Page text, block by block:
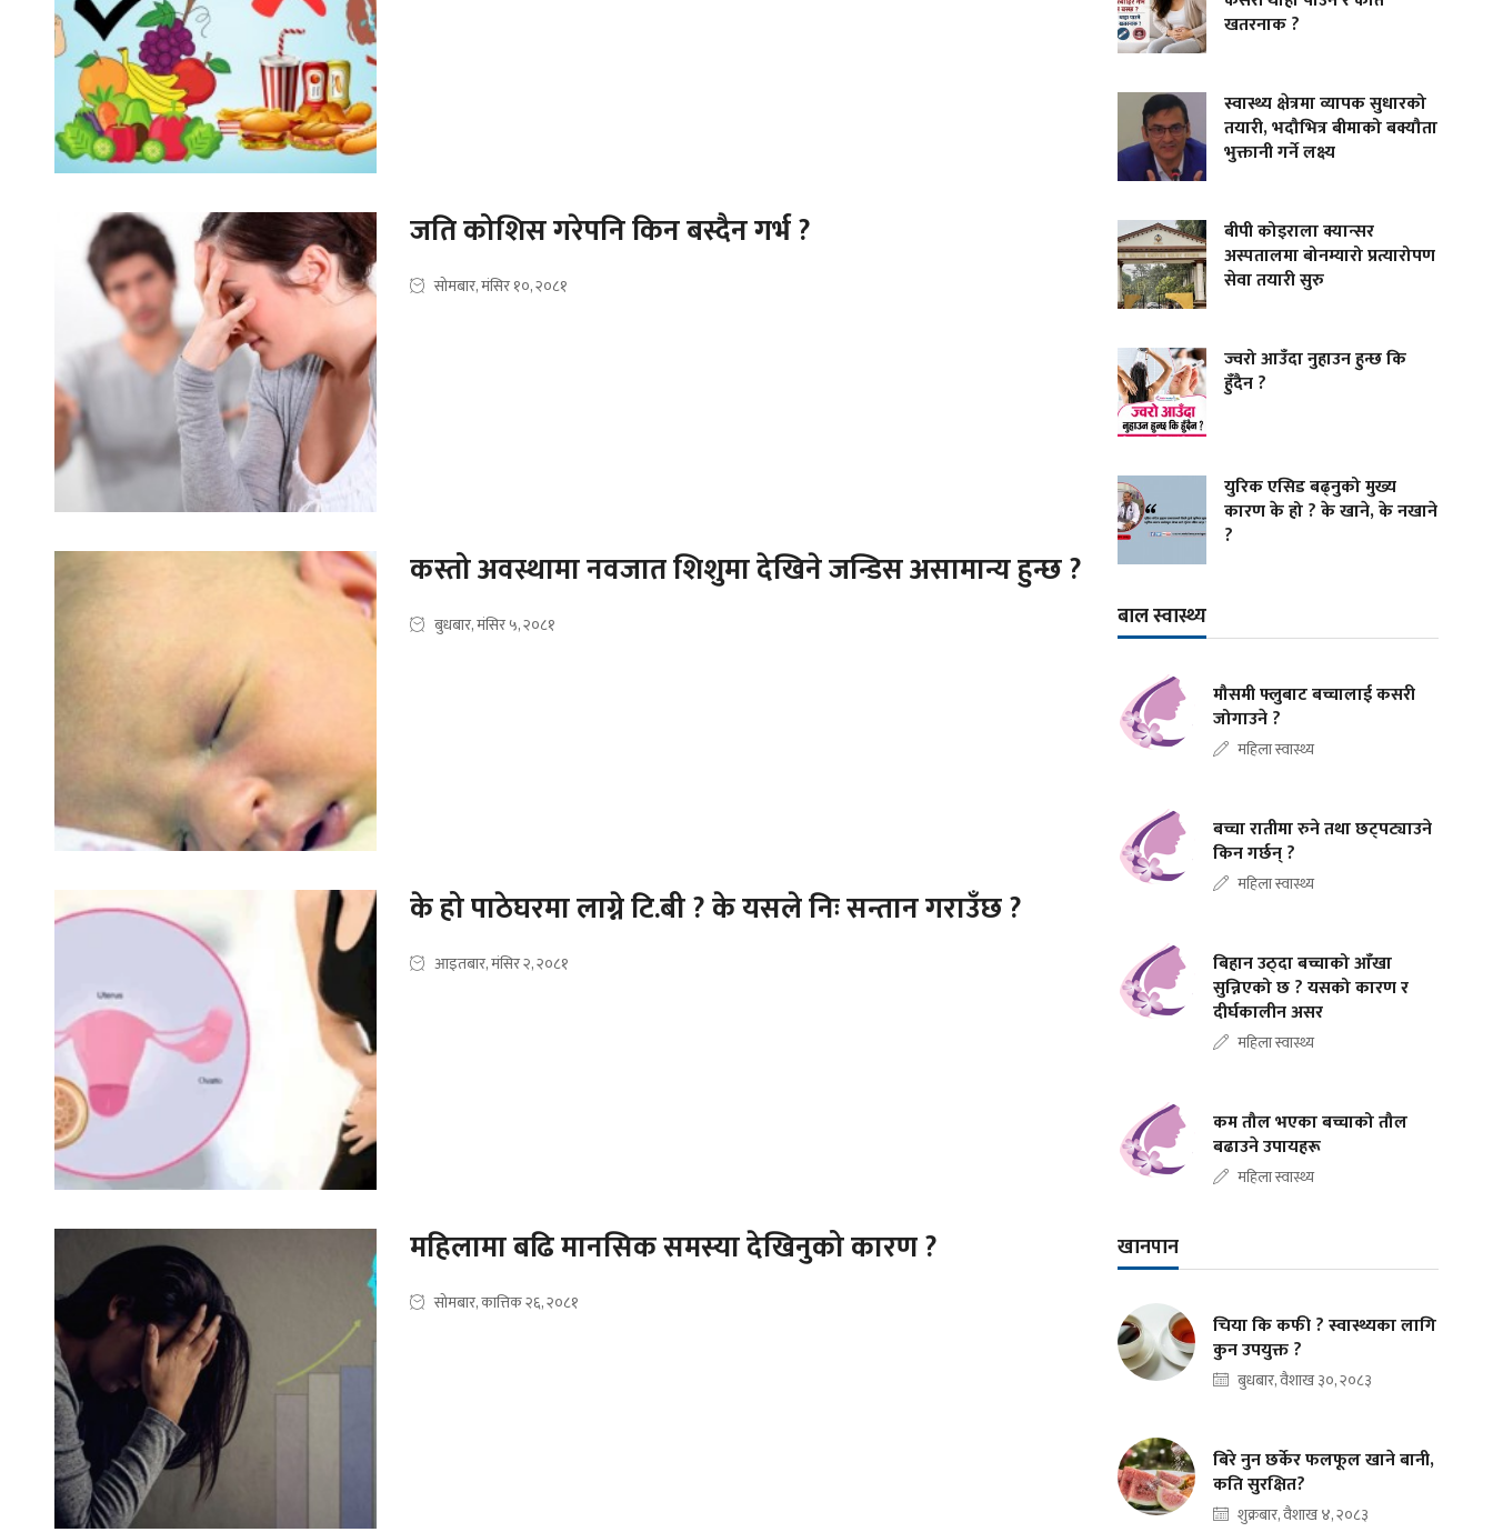
जति कोशिस गरेपनि किन बस्दैन गर्भ ?
सोमबार, मंसिर १०, २०८१
कस्तो अवस्थामा नवजात शिशुमा देखिने जन्डिस असामान्य हुन्छ ?
बुधबार, मंसिर ५, २०८१
के हो पाठेघरमा लाग्ने टि.बी ? के यसले निः सन्तान गराउँछ ?
आइतबार, मंसिर २, २०८१
महिलामा बढि मानसिक समस्या देखिनुको कारण ?
सोमबार, कात्तिक २६, २०८१
खतरनाक ?
स्वास्थ्य क्षेत्रमा व्यापक सुधारको
तयारी, भदौभित्र बीमाको बक्यौता
भुक्तानी गर्ने लक्ष्य
बीपी कोइराला क्यान्सर
अस्पतालमा बोनम्यारो प्रत्यारोपण
सेवा तयारी सुरु
ज्वरो आउँदा नुहाउन हुन्छ कि
हुँदैन ?
युरिक एसिड बढ्नुको मुख्य
कारण के हो ? के खाने, के नखाने
?
बाल स्वास्थ्य
मौसमी फ्लुबाट बच्चालाई कसरी
जोगाउने ?
महिला स्वास्थ्य
बच्चा रातीमा रुने तथा छट्पट्याउने
किन गर्छन् ?
महिला स्वास्थ्य
बिहान उठ्दा बच्चाको आँखा
सुन्निएको छ ? यसको कारण र
दीर्घकालीन असर
महिला स्वास्थ्य
कम तौल भएका बच्चाको तौल
बढाउने उपायहरू
महिला स्वास्थ्य
खानपान
चिया कि कफी ? स्वास्थ्यका लागि
कुन उपयुक्त ?
बुधबार, वैशाख ३०, २०८३
बिरे नुन छर्केर फलफूल खाने बानी,
कति सुरक्षित?
शुक्रबार, वैशाख ४, २०८३